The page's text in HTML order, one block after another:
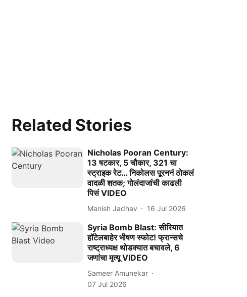
Related Stories
Nicholas Pooran Century:
13 षटकार, 5 चौकार, 321 चा
स्ट्राइक रेट… निकोलस पूरननं ठोकलं
वादळी शतक; गोलंदाजांची काढली
पिसं VIDEO
Manish Jadhav 16 Jul 2026
Syria Bomb Blast: सीरियात
हॉटेलबाहेर भीषण स्फोट! फ्रान्सचे
राष्ट्राध्यक्ष थोडक्यात बचावले, 6
जणांचा मृत्यू VIDEO
Sameer Amunekar
07 Jul 2026